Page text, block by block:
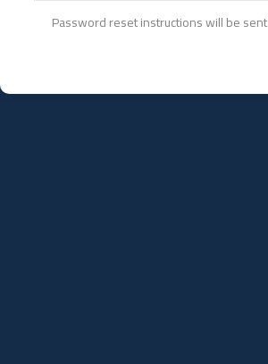
Password reset instructions will be